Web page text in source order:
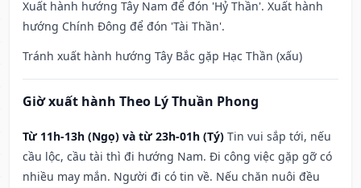
Xuất hành hướng Tây Nam để đón 'Hỷ Thần'. Xuất hành
hướng Chính Đông để đón 'Tài Thần'.
Tránh xuất hành hướng Tây Bắc gặp Hạc Thần (xấu)
Giờ xuất hành Theo Lý Thuần Phong
Từ 11h-13h (Ngọ) và từ 23h-01h (Tý) Tin vui sắp tới, nếu
cầu lộc, cầu tài thì đi hướng Nam. Đi công việc gặp gỡ có
nhiều may mắn. Người đi có tin về. Nếu chăn nuôi đều